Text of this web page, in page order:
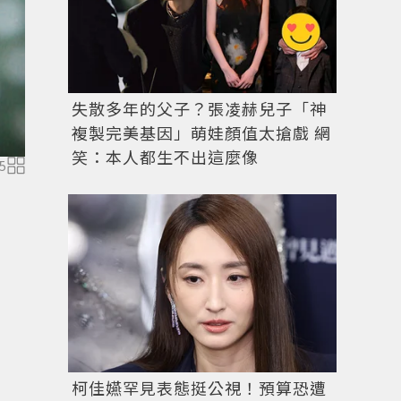
5
失散多年的父子？張凌赫兒子「神
複製完美基因」萌娃顏值太搶戲 網
笑：本人都生不出這麼像
柯佳嬿罕見表態挺公視！預算恐遭